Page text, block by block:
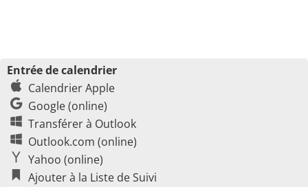
Entrée de calendrier
Calendrier Apple
Google (online)
Transférer à Outlook
Outlook.com (online)
Yahoo (online)
Ajouter à la Liste de Suivi